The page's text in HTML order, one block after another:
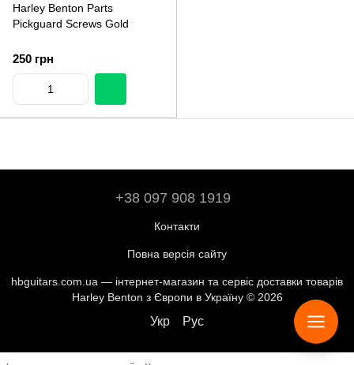
Harley Benton Parts
Pickguard Screws Gold
250 грн
+38 097 908 1919
Контакти
Повна версія сайту
hbguitars.com.ua — інтернет-магазин та сервіс доставки товарів
Harley Benton з Європи в Україну © 2026
Укр Рус